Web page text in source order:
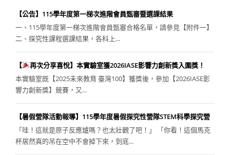
【公告】115學年度第一梯次進階會員甄審暨選課結果
一、115學年度第一梯次進階會員甄審合格名單，請參見【附件一】
二、探究性課程選課結果，各科上...
【
再次分享喜悅】本實驗室獲2026IASE影響力創新獎入圍獎！
本實驗室既【2025未來教育 臺灣100】獲獎後，參加【2026IASE影
響力創新獎】競賽，又...
【暑假營隊活動報導】115學年度暑假探究性營隊STEM科學探究營
「哇！這就是原子反應爐嗎？也太壯觀了吧！」 「你看！這個馬克
杯居然真的吊在空中不會掉下來，到底...